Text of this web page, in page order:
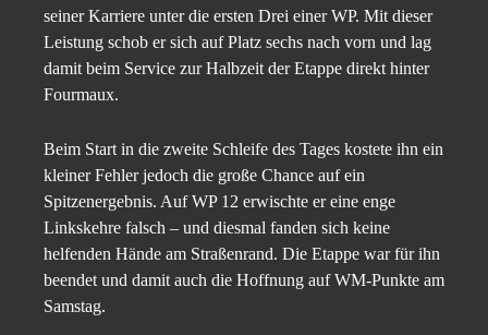
seiner Karriere unter die ersten Drei einer WP. Mit dieser
Leistung schob er sich auf Platz sechs nach vorn und lag
damit beim Service zur Halbzeit der Etappe direkt hinter
Fourmaux.
Beim Start in die zweite Schleife des Tages kostete ihn ein
kleiner Fehler jedoch die große Chance auf ein
Spitzenergebnis. Auf WP 12 erwischte er eine enge
Linkskehre falsch – und diesmal fanden sich keine
helfenden Hände am Straßenrand. Die Etappe war für ihn
beendet und damit auch die Hoffnung auf WM-Punkte am
Samstag.